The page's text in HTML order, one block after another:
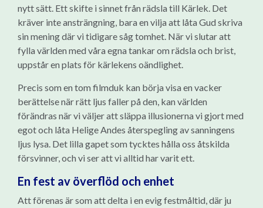
nytt sätt. Ett skifte i sinnet från rädsla till Kärlek. Det
kräver inte ansträngning, bara en vilja att låta Gud skriva
sin mening där vi tidigare såg tomhet. När vi slutar att
fylla världen med våra egna tankar om rädsla och brist,
uppstår en plats för kärlekens oändlighet.
Precis som en tom filmduk kan börja visa en vacker
berättelse när rätt ljus faller på den, kan världen
förändras när vi väljer att släppa illusionerna vi gjort med
egot och låta Helige Andes återspegling av sanningens
ljus lysa. Det lilla gapet som tycktes hålla oss åtskilda
försvinner, och vi ser att vi alltid har varit ett.
En fest av överflöd och enhet
Att förenas är som att delta i en evig festmåltid, där ju